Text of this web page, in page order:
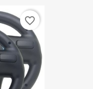
favorite_border